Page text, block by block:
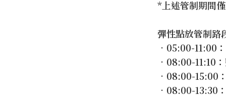
*上述管制期間
彈性點放管制路
•05:00-11:00
•08:00-11:10
•08:00-15:00
•08:00-13:30